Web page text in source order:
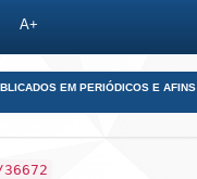
A+
EM PERIÓDICOS E AFINS